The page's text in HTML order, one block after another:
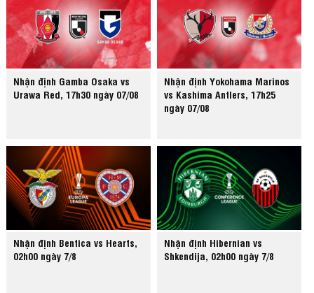
Nhận định Gamba Osaka vs
Urawa Red, 17h30 ngày 07/08
Nhận định Yokohama Marinos
vs Kashima Antlers, 17h25
ngày 07/08
Nhận định Benfica vs Hearts,
02h00 ngày 7/8
Nhận định Hibernian vs
Shkendija, 02h00 ngày 7/8